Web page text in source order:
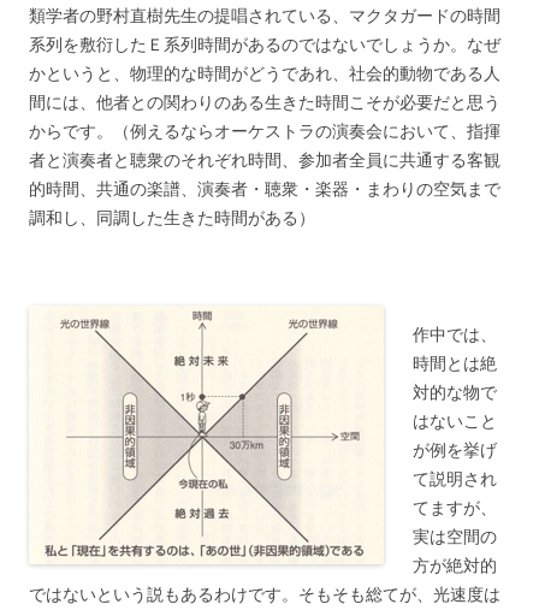
類学者の野村直樹先生の提唱されている、マクタガードの時間
系列を敷衍したＥ系列時間があるのではないでしょうか。なぜ
かというと、物理的な時間がどうであれ、社会的動物である人
間には、他者との関わりのある生きた時間こそが必要だと思う
からです。（例えるならオーケストラの演奏会において、指揮
者と演奏者と聴衆のそれぞれ時間、参加者全員に共通する客観
的時間、共通の楽譜、演奏者・聴衆・楽器・まわりの空気まで
調和し、同調した生きた時間がある）
作中では、
時間とは絶
対的な物で
はないこと
が例を挙げ
て説明され
てますが、
実は空間の
方が絶対的
ではないという説もあるわけです。そもそも総てが、光速度は